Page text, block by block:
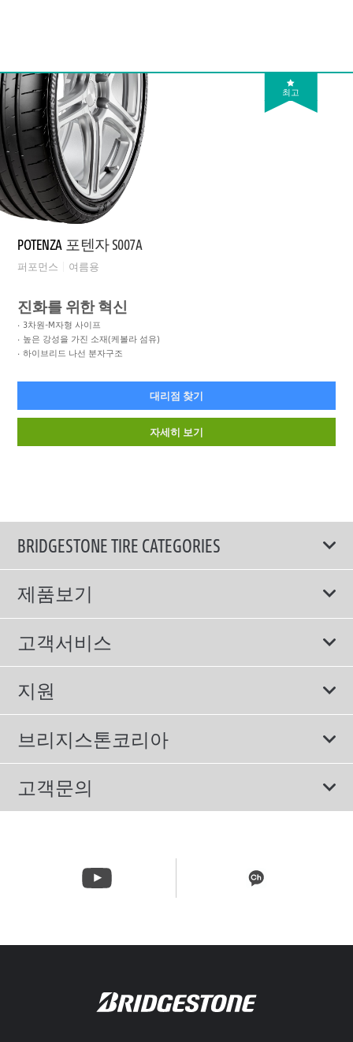
최고
POTENZA 포텐자 S007A
퍼포먼스 여름용
진화를 위한 혁신
3차원-M자형 사이프
높은 강성을 가진 소재(케볼라 섬유)
하이브리드 나선 분자구조
대리점 찾기
자세히 보기
BRIDGESTONE TIRE CATEGORIES
제품보기
모두
스포츠 타이어
컴포트 타이어
친환경 타이어
SUV/RV 타이어
겨울용 타이어
고객서비스
보증서비스
에너지소비효율등급제도
지원
이용약관
개인정보처리방침
브리지스톤코리아
회사소개
올림픽활동
뉴스릴리즈
고객문의
주문&배송 문의 070-4398-2824